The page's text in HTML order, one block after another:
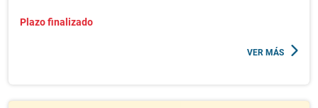
Plazo finalizado
VER MÁS